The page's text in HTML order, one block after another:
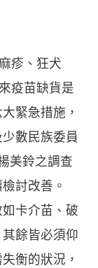
疹、狂犬
疫苗缺貨是
緊急措施，
數民族委員
美鈴之調查
討改善。
卡介苗、破
餘皆必須仰
衡的狀況，